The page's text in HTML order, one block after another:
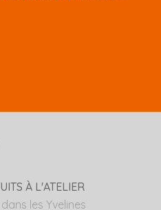
À L'ATELIER
les Yvelines